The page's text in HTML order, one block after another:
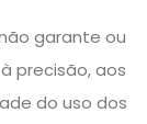
garante ou
precisão, aos
do uso dos